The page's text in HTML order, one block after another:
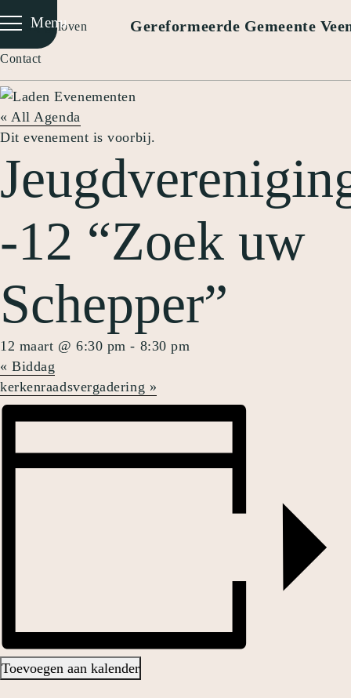
Menu
Wat wij geloven
Contact
Gereformeerde Gemeente
« All Agenda
Dit evenement is voorbij.
-12 “Zoek uw
Schepper”
12 maart @ 6:30 pm - 8:30 pm
« Biddag
kerkenraadsvergadering »
Toevoegen aan kalender